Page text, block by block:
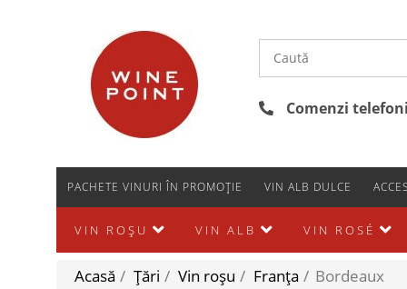
Comenzi
PACHETE VINURI ÎN PROMOȚIE VIN ALB DULCE
VIN ROȘU VIN ALB VIN ROSÉ
Acasă / Țări / Vin roșu / Franţa / Bordeaux